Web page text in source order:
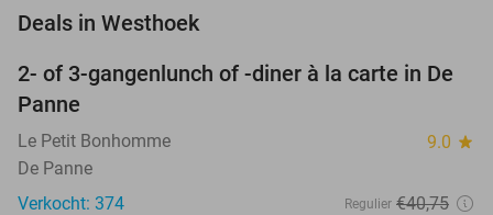
Deals in Westhoek
39%
2- of 3-gangenlunch of -diner à la carte in De
Panne
Le Petit Bonhomme 9.0 star
De Panne
Verkocht: 374
Regulier €40,75